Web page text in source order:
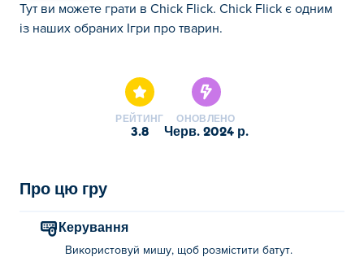
Тут ви можете грати в Chick Flick. Chick Flick є одним
із наших обраних Ігри про тварин.
РЕЙТИНГ
3.8
ОНОВЛЕНО
черв. 2024 р.
Про цю гру
Керування
Використовуй мишу, щоб розмістити батут.